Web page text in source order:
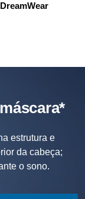
estrutura e
da cabeça;
o sono.